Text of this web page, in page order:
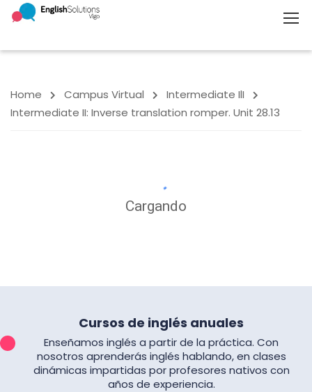
Home Campus Virtual
Intermediate IlI
Intermediate II: Inverse translation romper. Unit 28.13
Cargando
Cursos de inglés anuales
Enseñamos inglés a partir de la práctica. Con
nosotros aprenderás inglés hablando, en clases
dinámicas impartidas por profesores nativos con
años de experiencia.